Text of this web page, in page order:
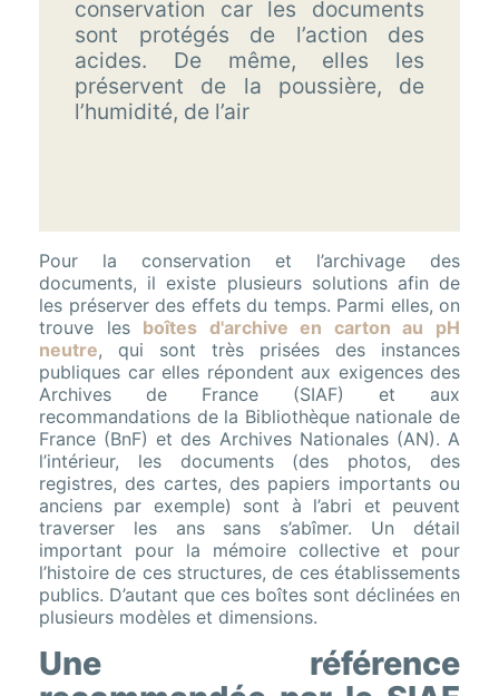
conservation car les documents
sont protégés de l’action des
acides. De même, elles les
préservent de la poussière, de
l’humidité, de l’air
Pour la conservation et l’archivage des
documents, il existe plusieurs solutions afin de
les préserver des effets du temps. Parmi elles, on
trouve les boîtes d'archive en carton au pH
neutre, qui sont très prisées des instances
publiques car elles répondent aux exigences des
Archives de France (SIAF) et aux
recommandations de la Bibliothèque nationale de
France (BnF) et des Archives Nationales (AN). A
l’intérieur, les documents (des photos, des
registres, des cartes, des papiers importants ou
anciens par exemple) sont à l’abri et peuvent
traverser les ans sans s’abîmer. Un détail
important pour la mémoire collective et pour
l’histoire de ces structures, de ces établissements
publics. D’autant que ces boîtes sont déclinées en
plusieurs modèles et dimensions.
Une référence